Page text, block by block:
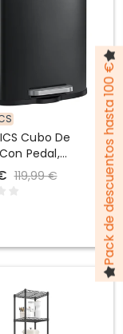
Cubo De
Pedal,
De Baño De
119,99 € Pack de descuentos hasta 100 €